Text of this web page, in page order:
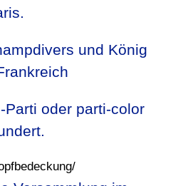
und König
Parti oder parti-color